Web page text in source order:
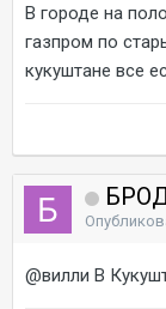
В городе на
газпром по
кукуштане все
@вилли В